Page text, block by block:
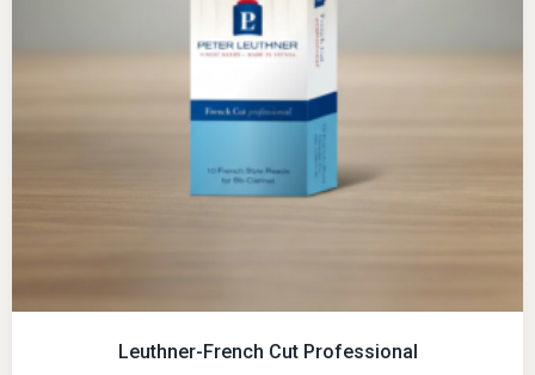
Leuthner-French Cut Professional